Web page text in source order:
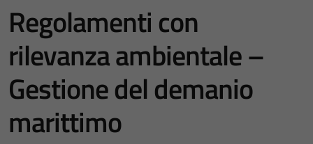
Regolamenti con
rilevanza ambientale –
Gestione del demanio
marittimo